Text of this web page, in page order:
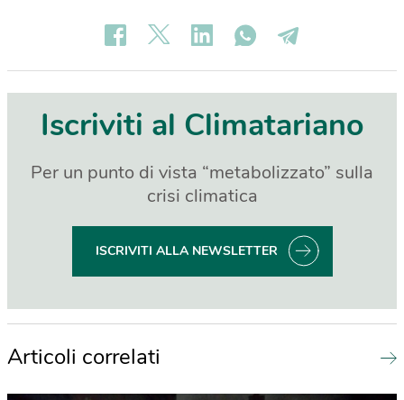
Iscriviti al Climatariano
Per un punto di vista “metabolizzato” sulla
crisi climatica
ISCRIVITI ALLA NEWSLETTER
Articoli correlati